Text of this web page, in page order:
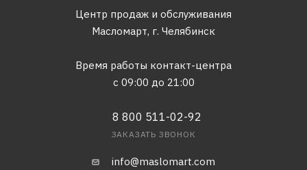
Центр продаж и обслуживания
Масломарт, г. Челябинск
Время работы контакт-центра
с 09:00 до 21:00
8 800 511-02-92
ЗАКАЗАТЬ ЗВОНОК
info@maslomart.com